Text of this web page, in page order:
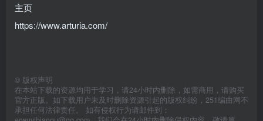
主页
https://www.arturia.com/
© 版权声明
在本站下载的资源均用于学习，请24小时内删除，如需商用，请购买
官方正版。如下载用户未及时删除资源引起的版权纠纷，251编曲网不
承担任何法律责任。 如有侵权行为请邮件到：